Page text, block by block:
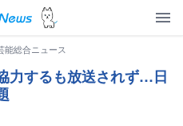
能総合ニュース
力するも放送されず…日